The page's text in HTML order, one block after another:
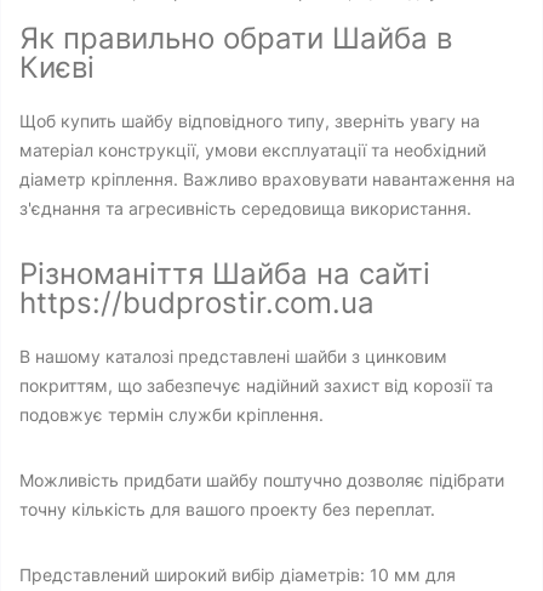
Як правильно обрати Шайба в
Києві
Щоб купить шайбу відповідного типу, зверніть увагу на
матеріал конструкції, умови експлуатації та необхідний
діаметр кріплення. Важливо враховувати навантаження на
з'єднання та агресивність середовища використання.
Різноманіття Шайба на сайті
https://budprostir.com.ua
В нашому каталозі представлені шайби з цинковим
покриттям, що забезпечує надійний захист від корозії та
подовжує термін служби кріплення.
Можливість придбати шайбу поштучно дозволяє підібрати
точну кількість для вашого проекту без переплат.
Представлений широкий вибір діаметрів: 10 мм для